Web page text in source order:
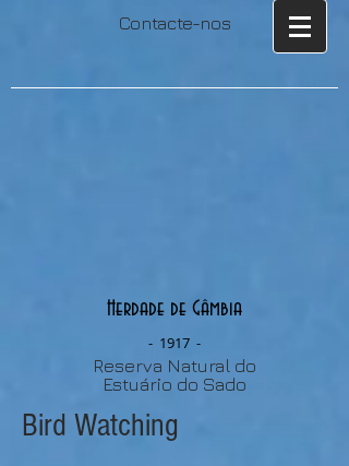
Contacte-nos
Herdade de Gâmbia
- 1917 -
Reserva Natural do
Estuário do Sado
Bird Watching